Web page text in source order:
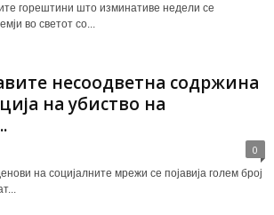
горештини што изминативе недели се
во светот со...
несоодветна содржина
на убиство на
0
на социјалните мрежи се појавија голем број